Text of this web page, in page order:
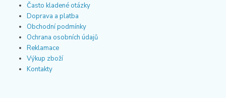
Často kladené otázky
Doprava a platba
Obchodní podmínky
Ochrana osobních údajů
Reklamace
Výkup zboží
Kontakty